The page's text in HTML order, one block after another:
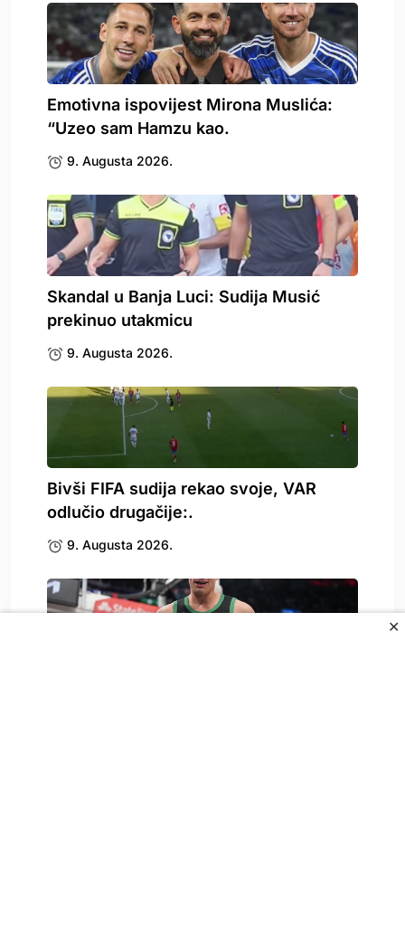
✕
Emotivna ispovijest Mirona Muslića:
“Uzeo sam Hamzu kao.
9. Augusta 2026.
Skandal u Banja Luci: Sudija Musić
prekinuo utakmicu
9. Augusta 2026.
Bivši FIFA sudija rekao svoje, VAR
odlučio drugačije:.
9. Augusta 2026.